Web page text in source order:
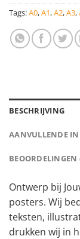
Tags:A0,A1,A2,A3,
BESCHRIJVING
AANVULLENDE
BEOORDELINGEN
Ontwerp bij
posters. Wij
teksten,
drukken wij in